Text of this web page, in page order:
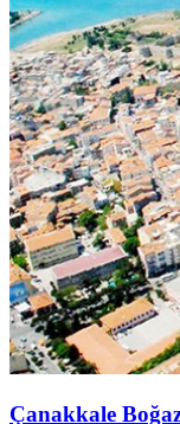
Çanakkale